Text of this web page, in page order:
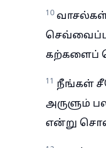
10 வாசல்கள்
கற்களைப்
11 நீங்கள்
அருளும்
என்று